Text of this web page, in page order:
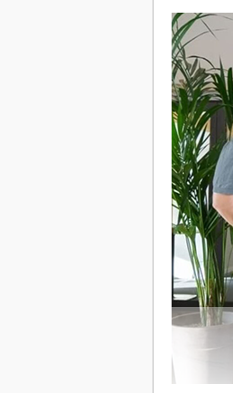
Aber
Rolle. Sie
zu
den
4.
Eine
sowie
am
schaffen
können.
Das
und